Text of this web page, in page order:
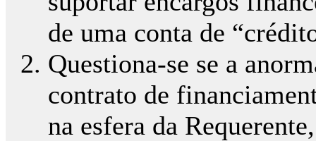
de uma conta de
Questiona-se se a
contrato de
na esfera da Requerente,